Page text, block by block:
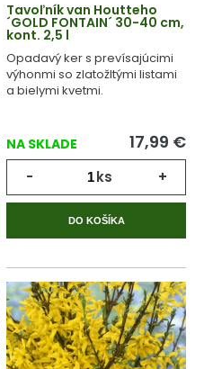
Tavoľník van Houtteho
´GOLD FONTAIN´ 30-40 cm,
kont. 2,5 l
Opadavý ker s prevísajúcimi
výhonmi so zlatožltými listami
a bielymi kvetmi.
NA SKLADE 17,99 €
- ks +
DO KOŠÍKA